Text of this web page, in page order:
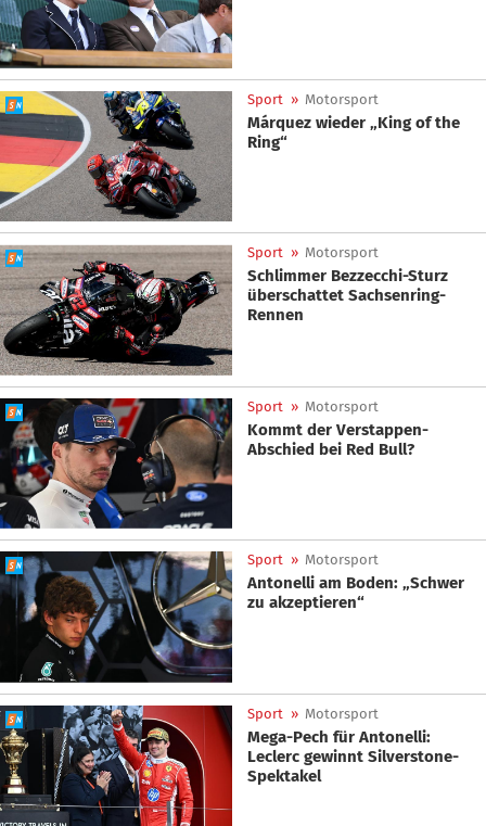
Sport » Motorsport
Márquez wieder „King of the
Ring“
Sport » Motorsport
Schlimmer Bezzecchi-Sturz
überschattet Sachsenring-
Rennen
Sport » Motorsport
Kommt der Verstappen-
Abschied bei Red Bull?
Sport » Motorsport
Antonelli am Boden: „Schwer
zu akzeptieren“
Sport » Motorsport
Mega-Pech für Antonelli:
Leclerc gewinnt Silverstone-
Spektakel